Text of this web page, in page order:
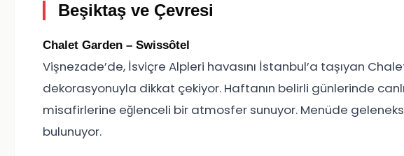
Beşiktaş ve Çevresi
Chalet Garden – Swissôtel
Vişnezade’de, İsviçre Alpleri havasını İstanbul’a taşıyan
dekorasyonuyla dikkat çekiyor. Haftanın belirli günlerinde
misafirlerine eğlenceli bir atmosfer sunuyor. Menüde
bulunuyor.